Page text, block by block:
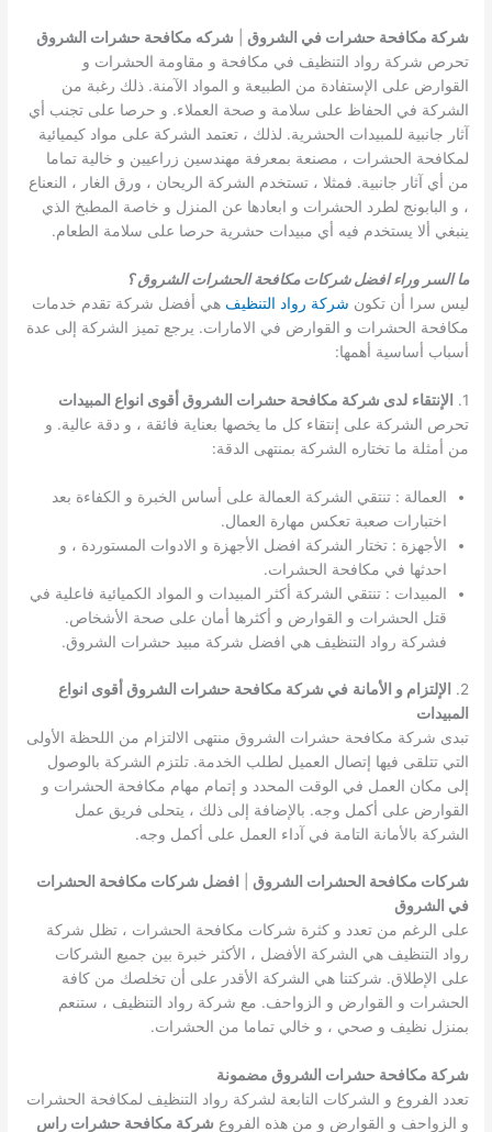
شركة مكافحة حشرات في الشروق
شركه مكافحة حشرات الشروق
تحرص شركة رواد التنظيف في مكافحة و مقاومة الحشرات و
القوارض على الإستفادة من الطبيعة و المواد الآمنة. ذلك رغبة من
الشركة في الحفاظ على سلامة و صحة العملاء. و حرصا على تجنب أي
آثار جانبية للمبيدات الحشرية. لذلك ، تعتمد الشركة على مواد كيميائية
لمكافحة الحشرات ، مصنعة بمعرفة مهندسين زراعيين و خالية تماما
من أي آثار جانبية. فمثلا ، تستخدم الشركة الريحان ، ورق الغار ، النعناع
، و البابونج لطرد الحشرات و ابعادها عن المنزل و خاصة المطبخ الذي
ينبغي ألا يستخدم فيه أي مبيدات حشرية حرصا على سلامة الطعام.
ما السر وراء افضل شركات مكافحة الحشرات الشروق ؟
ليس سرا أن تكون شركة رواد التنظيف هي أفضل شركة تقدم خدمات
مكافحة الحشرات و القوارض في الامارات. يرجع تميز الشركة إلى عدة
أسباب أساسية أهمها:
1. الإنتقاء لدى شركة مكافحة حشرات الشروق أقوى انواع المبيدات
تحرص الشركة على إنتقاء كل ما يخصها بعناية فائقة ، و دقة عالية. و
من أمثلة ما تختاره الشركة بمنتهى الدقة:
العمالة : تنتقي الشركة العمالة على أساس الخبرة و الكفاءة بعد
اختبارات صعبة تعكس مهارة العمال.
الأجهزة : تختار الشركة افضل الأجهزة و الادوات المستوردة ، و
احدثها في مكافحة الحشرات.
المبيدات : تنتقي الشركة أكثر المبيدات و المواد الكميائية فاعلية في
قتل الحشرات و القوارض و أكثرها أمان على صحة الأشخاص.
فشركة رواد التنظيف هي افضل شركة مبيد حشرات الشروق.
2. الإلتزام و الأمانة في شركة مكافحة حشرات الشروق أقوى انواع
المبيدات
تبدى شركة مكافحة حشرات الشروق منتهى الالتزام من اللحظة الأولى
التي تتلقى فيها إتصال العميل لطلب الخدمة. تلتزم الشركة بالوصول
إلى مكان العمل في الوقت المحدد و إتمام مهام مكافحة الحشرات و
القوارض على أكمل وجه. بالإضافة إلى ذلك ، يتحلى فريق عمل
الشركة بالأمانة التامة في آداء العمل على أكمل وجه.
شركات مكافحة الحشرات الشروق
افضل شركات مكافحة الحشرات
في الشروق
على الرغم من تعدد و كثرة شركات مكافحة الحشرات ، تظل شركة
رواد التنظيف هي الشركة الأفضل ، الأكثر خبرة بين جميع الشركات
على الإطلاق. شركتنا هي الشركة الأقدر على أن تخلصك من كافة
الحشرات و القوارض و الزواحف. مع شركة رواد التنظيف ، ستنعم
بمنزل نظيف و صحي ، و خالي تماما من الحشرات.
شركة مكافحة حشرات الشروق مضمونة
تعدد الفروع و الشركات التابعة لشركة رواد التنظيف لمكافحة الحشرات
و الزواحف و القوارض و من هذه الفروع شركة مكافحة حشرات راس